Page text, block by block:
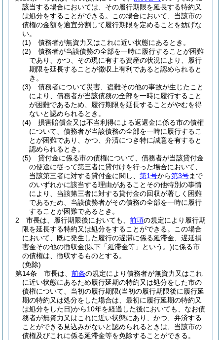
該当する場合においては、その履行期限を延長する特約又
は処分をすることができる。
この場合において、当該市の
債権の金額を適宜分割して履行期限を定めることを妨げな
い。
(1)
債務者が無資力又はこれに近い状態にあるとき。
(2)
債務者が当該債務の全部を一時に履行することが困難
であり、かつ、その現に有する資産の状況により、履行
期限を延長することが徴収上有利であると認められると
き。
(3)
債務者について災害、盗難その他の事故が生じたこと
により、債務者が当該債務の全部を一時に履行すること
が困難であるため、履行期限を延長することがやむを得
ないと認められるとき。
(4)
損害賠償金又は不当利得による返還金に係る市の債権
について、債務者が当該債務の全部を一時に履行するこ
とが困難であり、かつ、弁済につき特に誠意を有すると
認められるとき。
(5)
貸付金に係る市の債権について、債務者が当該貸付金
の使途に従って第三者に貸付けを行った場合において、
当該第三者に対する貸付金に関し、 第1号から第3号まで
のいずれかに該当する理由があることその他特別の事情
により、当該第三者に対する貸付金の回収が著しく困難
であるため、当該債務者がその債務の全部を一時に履行
することが困難であるとき。
2
市長は、履行期限後においても、 前項の規定により履行期
限を延長する特約又は処分をすることができる。
この場合
において、既に発生した履行の遅滞に係る延滞金、遅延損
害金その他の徴収金(以下「延滞金等」という。)に係る市
の債権は、徴収するものとする。
(免除)
第14条
市長は、 前条の規定により債務者が無資力又はこれ
に近い状態にあるため履行延期の特約又は処分をした市の
債権について、当初の履行期限(当初の履行期限後に履行延
期の特約又は処分をした場合は、最初に履行延期の特約又
は処分をした日)から10年を経過した後においても、なお債
務者が無資力又はこれに近い状態にあり、かつ、弁済する
ことができる見込みがないと認められるときは、当該市の
債権及びこれに係る延滞金等を免除することができる。